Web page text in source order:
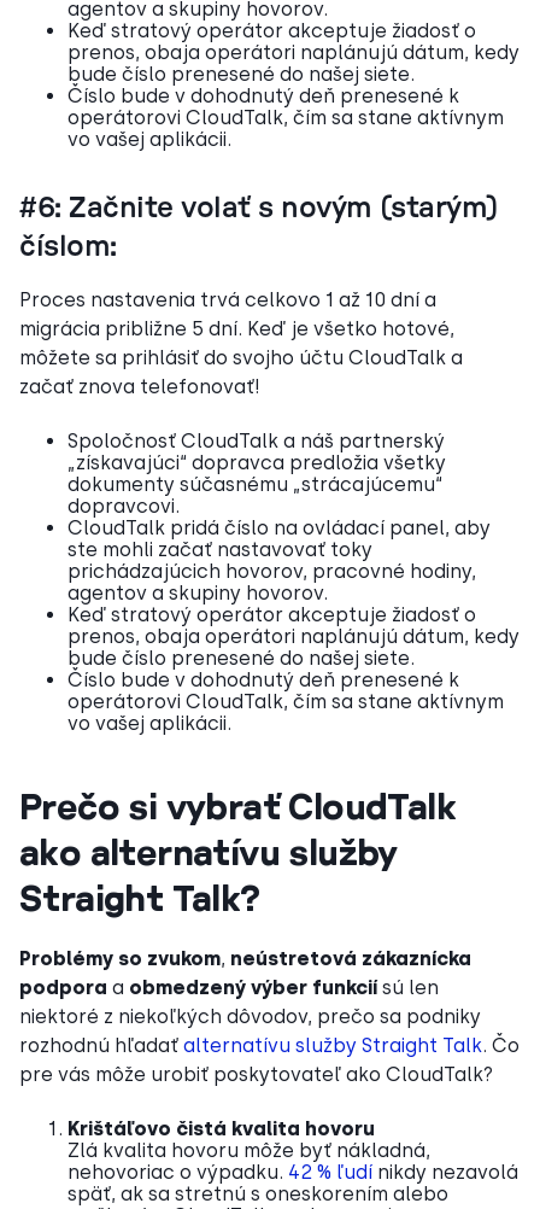
agentov a skupiny hovorov.
Keď stratový operátor akceptuje žiadosť o
prenos, obaja operátori naplánujú dátum, kedy
bude číslo prenesené do našej siete.
Číslo bude v dohodnutý deň prenesené k
operátorovi CloudTalk, čím sa stane aktívnym
vo vašej aplikácii.
#6: Začnite volať s novým (starým)
číslom:
Proces nastavenia trvá celkovo 1 až 10 dní a
migrácia približne 5 dní. Keď je všetko hotové,
môžete sa prihlásiť do svojho účtu CloudTalk a
začať znova telefonovať!
Spoločnosť CloudTalk a náš partnerský
„získavajúci“ dopravca predložia všetky
dokumenty súčasnému „strácajúcemu“
dopravcovi.
CloudTalk pridá číslo na ovládací panel, aby
ste mohli začať nastavovať toky
prichádzajúcich hovorov, pracovné hodiny,
agentov a skupiny hovorov.
Keď stratový operátor akceptuje žiadosť o
prenos, obaja operátori naplánujú dátum, kedy
bude číslo prenesené do našej siete.
Číslo bude v dohodnutý deň prenesené k
operátorovi CloudTalk, čím sa stane aktívnym
vo vašej aplikácii.
Prečo si vybrať CloudTalk
ako alternatívu služby
Straight Talk?
Problémy so zvukom, neústretová zákaznícka
podpora a obmedzený výber funkciísú len
niektoré z niekoľkých dôvodov, prečo sa podniky
rozhodnú hľadať alternatívu služby Straight Talk. Čo
pre vás môže urobiť poskytovateľ ako CloudTalk?
Krištáľovo čistá kvalita hovoru
Zlá kvalita hovoru môže byť nákladná,
nehovoriac o výpadku. 42 % ľudí nikdy nezavolá
späť, ak sa stretnú s oneskorením alebo